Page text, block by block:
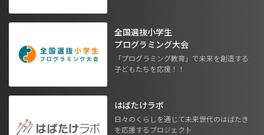
全国選抜小学生
プログラミング大会
「プログラミング教育」で未来を創造する
子どもたちを応援！！
はばたけラボ
日々のくらしを通じて未来世代のはばたき
を応援するプロジェクト